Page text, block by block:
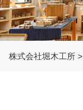
株式会社堀木工所 >